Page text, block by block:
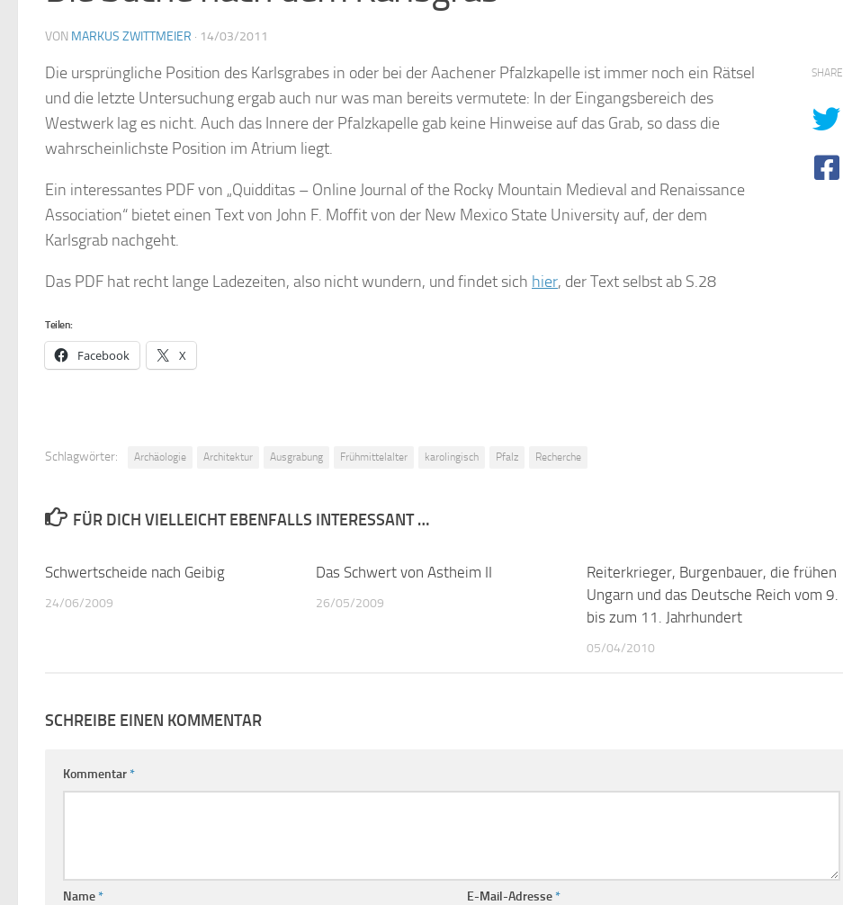
VON MARKUS ZWITTMEIER · 14/03/2011
Die ursprüngliche Position des Karlsgrabes in oder bei der Aachener Pfalzkapelle ist immer noch ein Rätsel
und die letzte Untersuchung ergab auch nur was man bereits vermutete: In der Eingangsbereich des
Westwerk lag es nicht. Auch das Innere der Pfalzkapelle gab keine Hinweise auf das Grab, so dass die
wahrscheinlichste Position im Atrium liegt.
Ein interessantes PDF von „Quidditas – Online Journal of the Rocky Mountain Medieval and Renaissance
Association“ bietet einen Text von John F. Moffit von der New Mexico State University auf, der dem
Karlsgrab nachgeht.
Das PDF hat recht lange Ladezeiten, also nicht wundern, und findet sich hier, der Text selbst ab S.28
Teilen:
Facebook X
SHARE
Schlagwörter: Archäologie Architektur Ausgrabung Frühmittelalter karolingisch Pfalz Recherche
FÜR DICH VIELLEICHT EBENFALLS INTERESSANT …
Schwertscheide nach Geibig
24/06/2009
Das Schwert von Astheim II
26/05/2009
Reiterkrieger, Burgenbauer, die frühen
Ungarn und das Deutsche Reich vom 9.
bis zum 11. Jahrhundert
05/04/2010
SCHREIBE EINEN KOMMENTAR
Kommentar*
Name* E-Mail-Adresse*